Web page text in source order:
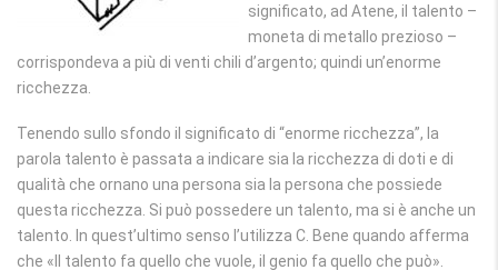
significato, ad Atene, il talento –
moneta di metallo prezioso –
corrispondeva a più di venti chili d’argento; quindi un’enorme
ricchezza.
Tenendo sullo sfondo il significato di “enorme ricchezza”, la
parola talento è passata a indicare sia la ricchezza di doti e di
qualità che ornano una persona sia la persona che possiede
questa ricchezza. Si può possedere un talento, ma si è anche un
talento. In quest’ultimo senso l’utilizza C. Bene quando afferma
che «Il talento fa quello che vuole, il genio fa quello che può».